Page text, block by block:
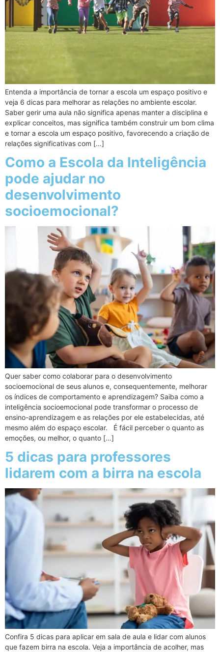
Entenda a importância de tornar a escola um espaço positivo e
veja 6 dicas para melhorar as relações no ambiente escolar.
Saber gerir uma aula não significa apenas manter a disciplina e
explicar conceitos, mas significa também construir um bom clima
e tornar a escola um espaço positivo, favorecendo a criação de
relações significativas com […]
Como a Escola da Inteligência
pode ajudar no
desenvolvimento
socioemocional?
Quer saber como colaborar para o desenvolvimento
socioemocional de seus alunos e, consequentemente, melhorar
os índices de comportamento e aprendizagem? Saiba como a
inteligência socioemocional pode transformar o processo de
ensino-aprendizagem e as relações por ele estabelecidas, até
mesmo além do espaço escolar. É fácil perceber o quanto as
emoções, ou melhor, o quanto […]
5 dicas para professores
lidarem com a birra na escola
Confira 5 dicas para aplicar em sala de aula e lidar com alunos
que fazem birra na escola. Veja a importância de acolher, mas